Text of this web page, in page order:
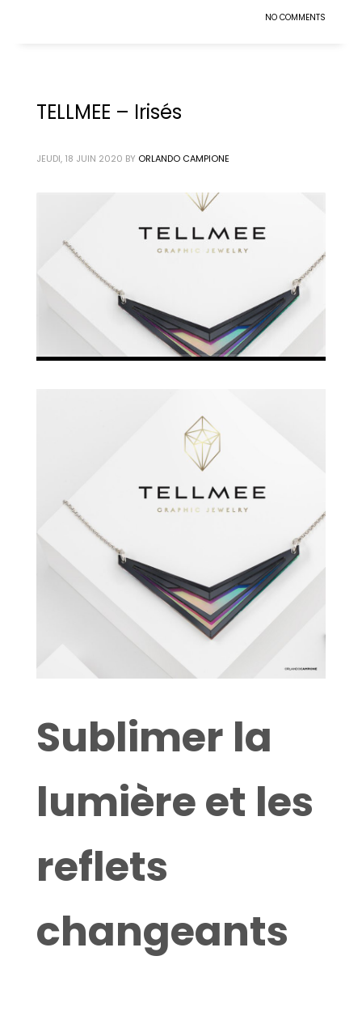
NO COMMENTS
TELLMEE – Irisés
JEUDI, 18 JUIN 2020 BY ORLANDO CAMPIONE
Sublimer la
lumière et les
reflets
changeants